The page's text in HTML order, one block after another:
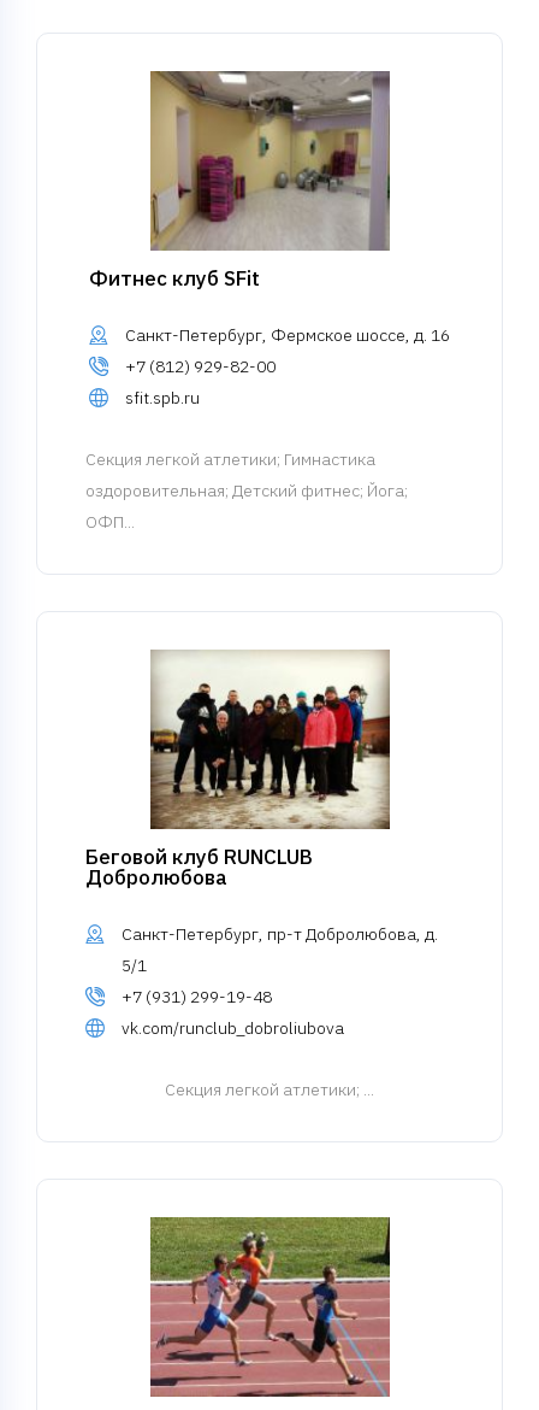
Фитнес клуб SFit
Санкт-Петербург, Фермское шоссе, д. 16
+7 (812) 929-82-00
sfit.spb.ru
Cекция легкой атлетики; Гимнастика
оздоровительная; Детский фитнес; Йога;
ОФП...
Беговой клуб RUNCLUB
Добролюбова
Санкт-Петербург, пр-т Добролюбова, д.
5/1
+7 (931) 299-19-48
vk.com/runclub_dobroliubova
Cекция легкой атлетики; ...